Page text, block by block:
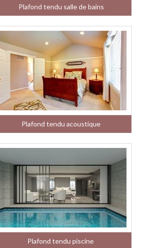
Plafond tendu salle de bains
Plafond tendu acoustique
Plafond tendu piscine